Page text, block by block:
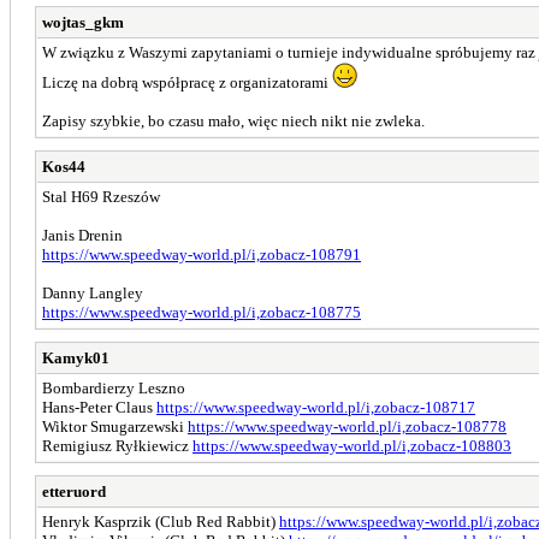
wojtas_gkm
W związku z Waszymi zapytaniami o turnieje indywidualne spróbujemy raz
Liczę na dobrą współpracę z organizatorami
Zapisy szybkie, bo czasu mało, więc niech nikt nie zwleka.
Kos44
Stal H69 Rzeszów
Janis Drenin
https://www.speedway-world.pl/i,zobacz-108791
Danny Langley
https://www.speedway-world.pl/i,zobacz-108775
Kamyk01
Bombardierzy Leszno
Hans-Peter Claus https://www.speedway-world.pl/i,zobacz-108717
Wiktor Smugarzewski https://www.speedway-world.pl/i,zobacz-108778
Remigiusz Ryłkiewicz https://www.speedway-world.pl/i,zobacz-108803
etteruord
Henryk Kasprzik (Club Red Rabbit) https://www.speedway-world.pl/